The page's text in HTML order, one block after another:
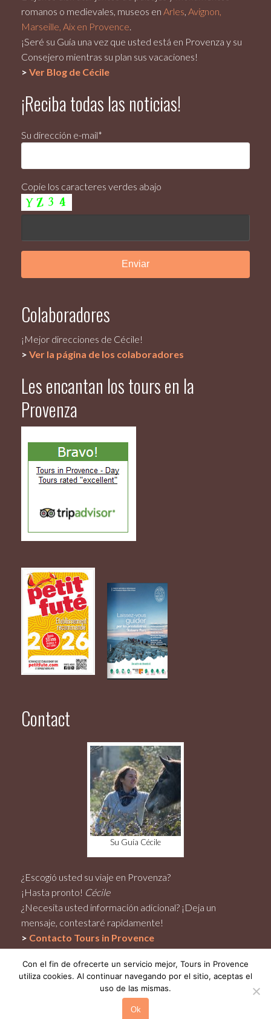
romanos o medievales, museos en Arles Avignon,
Marseille, Aix en Provence
¡Seré su Guía una vez que usted está en Provenza y su
Consejero mientras su plan sus vacaciones!
> Ver Blog de Cécile
¡Reciba todas las noticias!
Su dirección e-mail*
Copie los caracteres verdes abajo
Colaboradores
¡Mejor direcciones de Cécile!
> Ver la página de los colaboradores
Les encantan los tours en la
Provenza
Contact
Su Guía Cécile
¿Escogió usted su viaje en Provenza?
¡Hasta pronto! Cécile
¿Necesita usted información adicional? ¡Deja un
mensaje, contestaré rapidamente!
> Contacto Tours in Provence
© Reservados todos derechos – aviso legal
Con el fin de ofrecerte un servicio mejor, Tours in Provence
utiliza cookies. Al continuar navegando por el sitio, aceptas el
uso de las mismas.
Ok